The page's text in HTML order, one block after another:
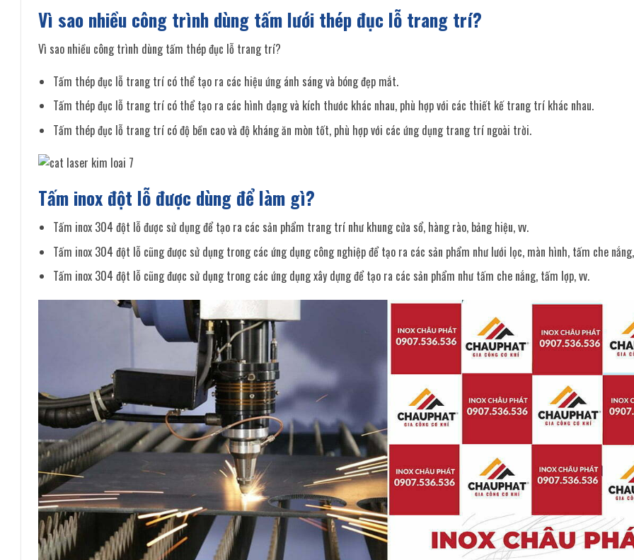
Vì sao nhiều công trình dùng tấm lưới thép đục lỗ trang trí?
Vì sao nhiều công trình dùng tấm thép đục lỗ trang trí?
Tấm thép đục lỗ trang trí có thể tạo ra các hiệu ứng ánh sáng và bóng đẹp mắt.
Tấm thép đục lỗ trang trí có thể tạo ra các hình dạng và kích thước khác nhau, phù hợp với các thiết kế trang trí khác nhau.
Tấm thép đục lỗ trang trí có độ bền cao và độ kháng ăn mòn tốt, phù hợp với các ứng dụng trang trí ngoài trời.
Tấm inox đột lỗ được dùng để làm gì?
Tấm inox 304 đột lỗ được sử dụng để tạo ra các sản phẩm trang trí như khung cửa sổ, hàng rào, bảng hiệu, vv.
Tấm inox 304 đột lỗ cũng được sử dụng trong các ứng dụng công nghiệp để tạo ra các sản phẩm như lưới lọc, màn hình, tấm che
Tấm inox 304 đột lỗ cũng được sử dụng trong các ứng dụng xây dựng để tạo ra các sản phẩm như tấm che nắng, tấm lợp, vv.